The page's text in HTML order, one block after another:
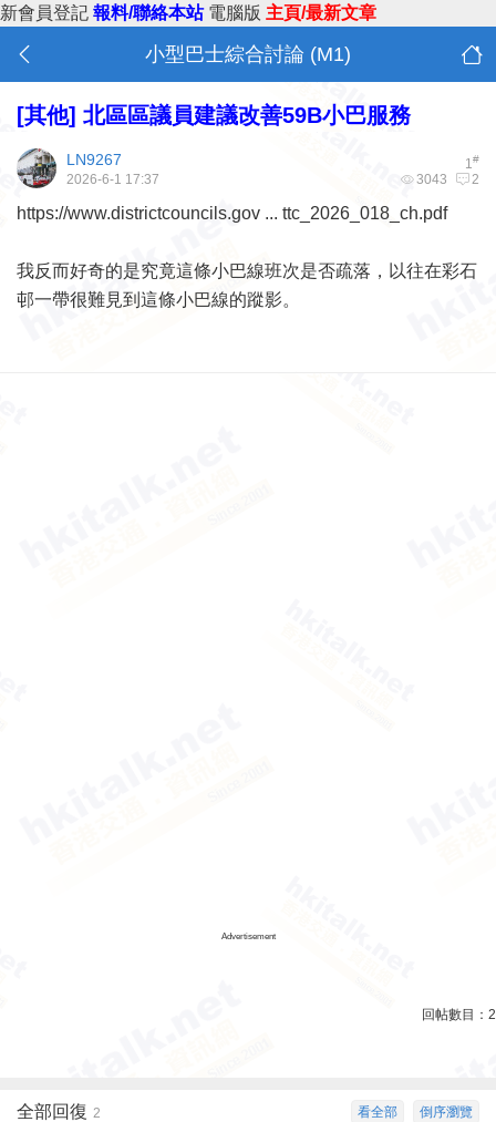
新會員登記 報料/聯絡本站 電腦版 主頁/最新文章
小型巴士綜合討論 (M1)
[其他] 北區區議員建議改善59B小巴服務
1#
LN9267
3043 2
2026-6-1 17:37
https://www.districtcouncils.gov ... ttc_2026_018_ch.pdf
我反而好奇的是究竟這條小巴線班次是否疏落，以往在彩石
邨一帶很難見到這條小巴線的蹤影。
Advertisement
回帖數目： 2
倒序瀏覽
看全部
全部回復 2